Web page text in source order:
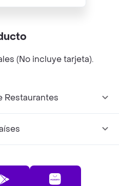
(No incluye tarjeta).
Restaurantes